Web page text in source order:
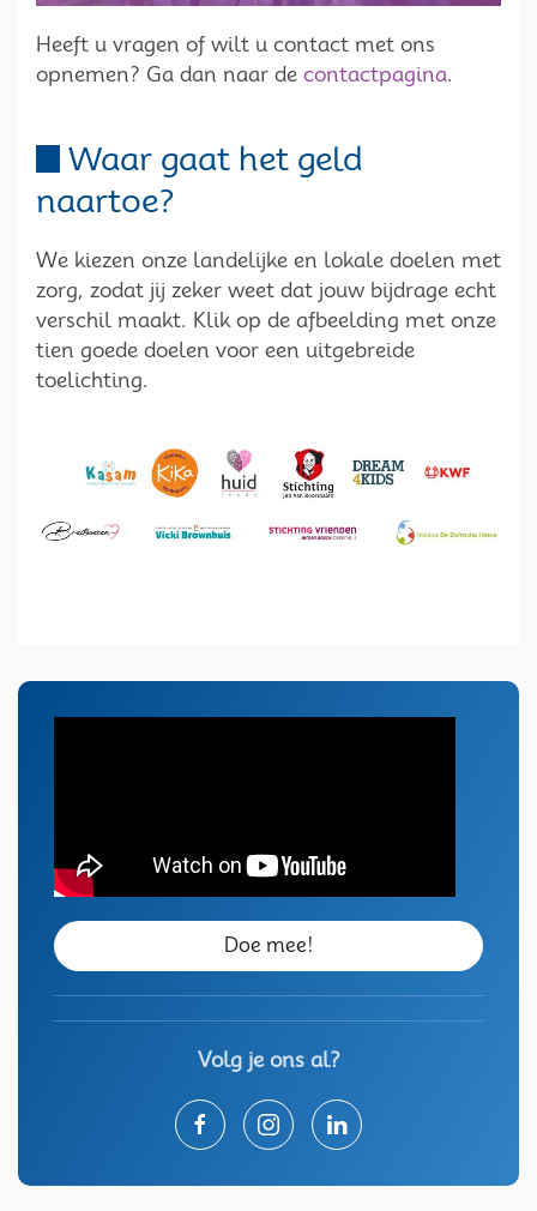
Heeft u vragen of wilt u contact met ons
opnemen? Ga dan naar de contactpagina.
Waar gaat het geld
naartoe?
We kiezen onze landelijke en lokale doelen met
zorg, zodat jij zeker weet dat jouw bijdrage echt
verschil maakt. Klik op de afbeelding met onze
tien goede doelen voor een uitgebreide
toelichting.
Doe mee!
Volg je ons al?